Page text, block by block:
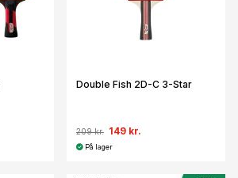
Double Fish 2D-C 3-Star
209 kr. 149 kr.
På lager